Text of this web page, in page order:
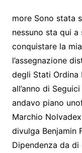
more Sono stata
nessuno sta qui
conquistare la
l’assegnazione
degli Stati Ordina
all’anno di
andavo piano
Marchio
divulga Benjamin
Dipendenza da di